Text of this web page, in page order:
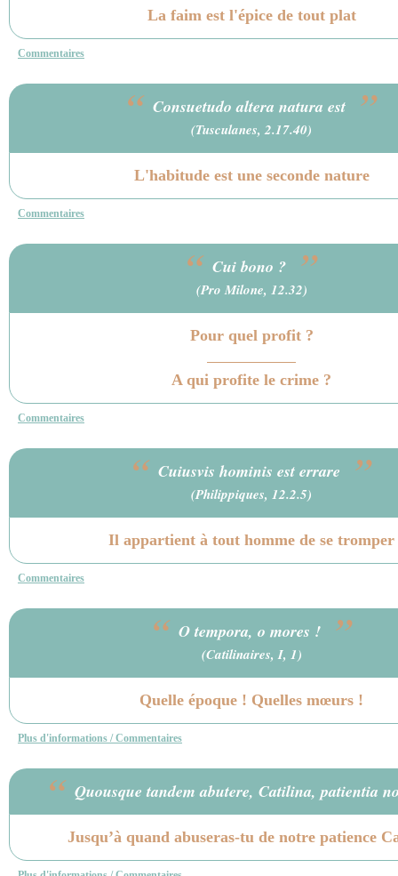
La faim est l'épice de tout plat
Commentaires
“ Consuetudo altera natura est ”
(Tusculanes, 2.17.40)
L'habitude est une seconde nature
Commentaires
“ Cui bono ? ”
(Pro Milone, 12.32)
Pour quel profit ?
A qui profite le crime ?
Commentaires
“ Cuiusvis hominis est errare ”
(Philippiques, 12.2.5)
Il appartient à tout homme de se tromper
Commentaires
“ O tempora, o mores ! ”
(Catilinaires, I, 1)
Quelle époque ! Quelles mœurs !
Plus d'informations / Commentaires
“ Quousque tandem abutere, Catilina, patientia
Jusqu’à quand abuseras-tu de notre patience